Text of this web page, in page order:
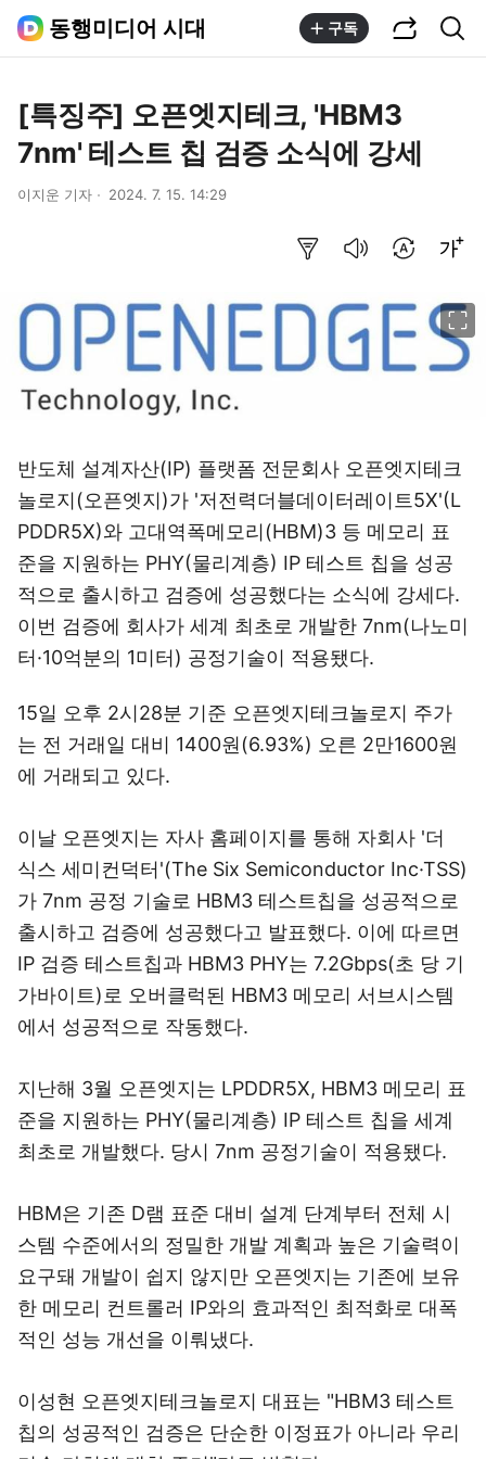
동행미디어 시대 구독
[특징주] 오픈엣지테크, 'HBM3
7nm' 테스트 칩 검증 소식에 강세
이지운 기자 2024. 7. 15. 14:29
반도체 설계자산(IP) 플랫폼 전문회사 오픈엣지테크
놀로지(오픈엣지)가 '저전력더블데이터레이트5X'(L
PDDR5X)와 고대역폭메모리(HBM)3 등 메모리 표
준을 지원하는 PHY(물리계층) IP 테스트 칩을 성공
적으로 출시하고 검증에 성공했다는 소식에 강세다.
이번 검증에 회사가 세계 최초로 개발한 7nm(나노미
터·10억분의 1미터) 공정기술이 적용됐다.
15일 오후 2시28분 기준 오픈엣지테크놀로지 주가
는 전 거래일 대비 1400원(6.93%) 오른 2만1600원
에 거래되고 있다.
이날 오픈엣지는 자사 홈페이지를 통해 자회사 '더
식스 세미컨덕터'(The Six Semiconductor Inc·TSS)
가 7nm 공정 기술로 HBM3 테스트칩을 성공적으로
출시하고 검증에 성공했다고 발표했다. 이에 따르면
IP 검증 테스트칩과 HBM3 PHY는 7.2Gbps(초 당 기
가바이트)로 오버클럭된 HBM3 메모리 서브시스템
에서 성공적으로 작동했다.
지난해 3월 오픈엣지는 LPDDR5X, HBM3 메모리 표
준을 지원하는 PHY(물리계층) IP 테스트 칩을 세계
최초로 개발했다. 당시 7nm 공정기술이 적용됐다.
HBM은 기존 D램 표준 대비 설계 단계부터 전체 시
스템 수준에서의 정밀한 개발 계획과 높은 기술력이
요구돼 개발이 쉽지 않지만 오픈엣지는 기존에 보유
한 메모리 컨트롤러 IP와의 효과적인 최적화로 대폭
적인 성능 개선을 이뤄냈다.
이성현 오픈엣지테크놀로지 대표는 "HBM3 테스트
칩의 성공적인 검증은 단순한 이정표가 아니라 우리